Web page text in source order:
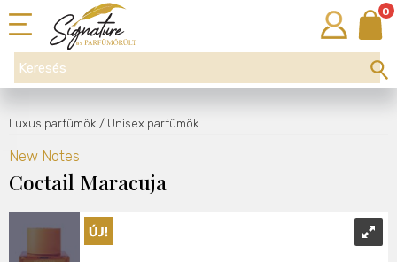
0
Luxus parfümök / Unisex parfümök
New Notes
Coctail Maracuja